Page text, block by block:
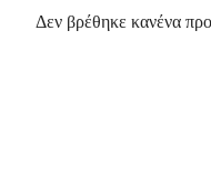
Δεν βρέθηκε κανένα